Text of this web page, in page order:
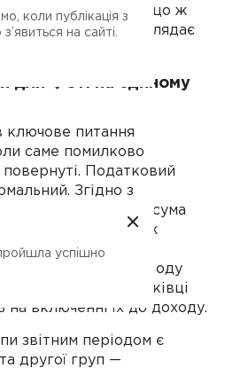
вчасно. Якщо ж
такий спосіб виглядає
для ФОП на єдиному
ключове питання
саме помилково
Податковий
Згідно з
органів, якщо сума
в межах того ж
її можна не
звітного періоду
у ФОП, податківці
на включенні їх до доходу.
звітним періодом є
другої груп —
коли публікація з
з’явиться на сайті.
пройшла успішно